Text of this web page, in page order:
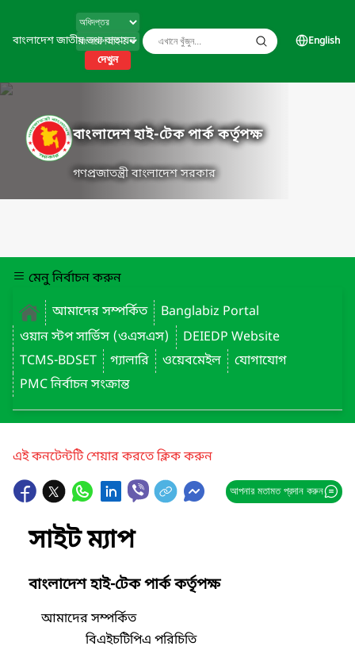
বাংলাদেশ জাতীয় তথ্য বাতায়ন
দেখুন
English
বাংলাদেশ হাই-টেক পার্ক কর্তৃপক্ষ
গণপ্রজাতন্ত্রী বাংলাদেশ সরকার
মেনু নির্বাচন করুন
আমাদের সম্পর্কিত
Banglabiz Portal
ওয়ান স্টপ সার্ভিস (ওএসএস)
DEIEDP Website
TCMS-BDSET
গ্যালারি ওয়েবমেইল
যোগাযোগ
PMC নির্বাচন সংক্রান্ত
এই কনটেন্টটি শেয়ার করতে ক্লিক করুন
আপনার মতামত প্রদান করুন
সাইট ম্যাপ
বাংলাদেশ হাই-টেক পার্ক কর্তৃপক্ষ
আমাদের সম্পর্কিত
বিএইচটিপিএ পরিচিতি